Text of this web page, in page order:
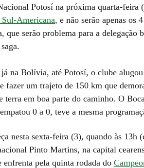
Potosí na próxima quarta-feira
Sul-Americana, e não serão apenas os
serão problema para a delegação
na Bolívia, até Potosí, o clube
fazer um trajeto de 150 km que
terra em boa parte do caminho. O
0 a 0, teve a mesma
nesta sexta-feira (3), quando às 13h
Pinto Martins, na capital
pela quinta rodada do